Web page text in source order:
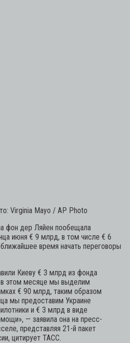
Virginia Mayo / AP Photo
фон дер Ляйен пообещала
июня € 9 млрд, в том числе € 6
время начать переговоры
Киеву € 3 млрд из фонда
этом месяце мы выделим
€ 90 млрд, таким образом
мы предоставим Украине
и € 3 млрд в виде
— заявила она на пресс-
представляя 21-й пакет
цитирует ТАСС.